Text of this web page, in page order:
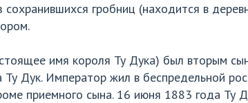
сохранившихся гробниц (находится в
имя короля Ту Дука) был вторым
Ту Дук. Император жил в беспредельной
приемного сына. 16 июня 1883 года Ту